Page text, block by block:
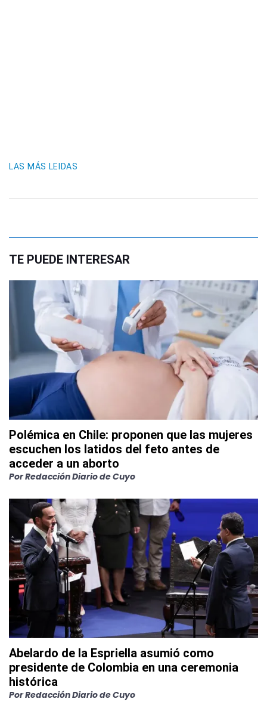
LAS MÁS LEIDAS
TE PUEDE INTERESAR
Polémica en Chile: proponen que las mujeres
escuchen los latidos del feto antes de
acceder a un aborto
PorRedacción Diario de Cuyo
Abelardo de la Espriella asumió como
presidente de Colombia en una ceremonia
histórica
PorRedacción Diario de Cuyo